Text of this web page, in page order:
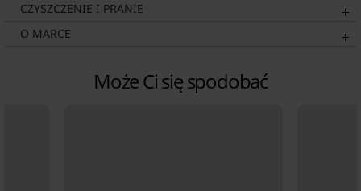
CZYSZCZENIE I PRANIE
O MARCE
Może Ci się spodobać